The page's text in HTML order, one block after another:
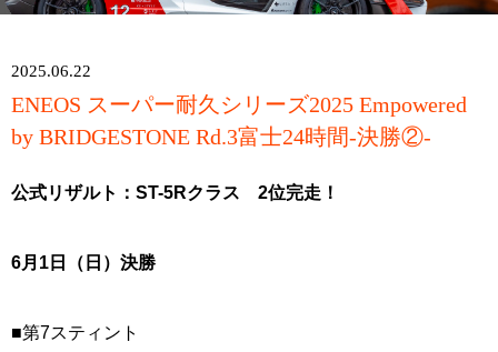
ッ
2025.06.22
ENEOS スーパー耐久シリーズ2025 Empowered
by BRIDGESTONE Rd.3富士24時間-決勝②-
公式リザルト：ST-5Rクラス 2位完走！
6月1日（日）決勝
■第7スティント